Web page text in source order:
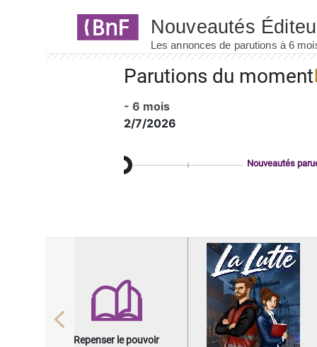
Parutions du moment
- 6 mois
2/7/2026
Nouveautés
Repenser le pouvoir
Previous